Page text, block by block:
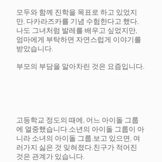
모두와 함께 진학을 목표로 하고 있었지
만, 다카라즈카를 기념 수험한다고 했다.
나도 그녀처럼 발레를 배우고 싶었지만,
엄마에게 부탁하면 자연스럽게 이야기를
받았습니다.
부모의 부담을 알아차린 것은 요즘입니다.
고등학교 정도의 때에, 어느 아이돌 그룹
에 열중했습니다.소년의 아이돌 그룹이 아
니라 소녀의 아이돌 그룹.보고 있으면, 여
러가지 싫은 것 잊혀졌다.친구가 적어진
것은 관계가 있습니다.